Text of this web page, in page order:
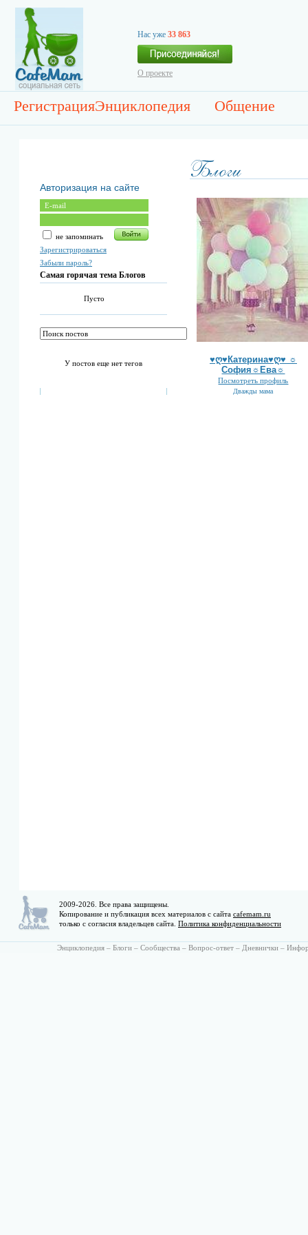
Нас уже 33 863
О проекте
РегистрацияЭнциклопедия Общение
Авторизация на сайте
не запоминать
Зарегистрироваться
Забыли пароль?
Самая горячая тема Блогов
Пусто
У постов еще нет тегов
♥ღ♥Катерина♥ღ♥ ☼
София☼Ева☼
Посмотреть профиль
Дважды мама
2009-2026. Все права защищены.
Копирование и публикация всех материалов с сайта cafemam.ru
только с согласия владельцев сайта. Политика конфиденциальности
Энциклопедия – Блоги – Сообщества – Вопрос-ответ – Дневнички –